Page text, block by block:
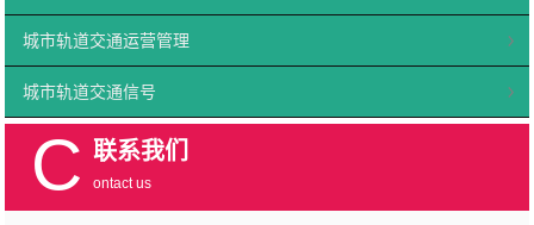
城市轨道交通运营管理
城市轨道交通信号
C 联系我们
ontact us